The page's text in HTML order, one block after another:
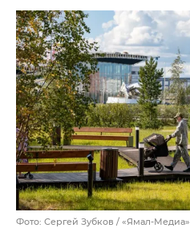
Фото: Сергей Зубков / «Ямал-Медиа»